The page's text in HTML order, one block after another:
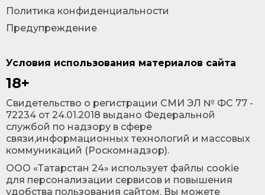
Условия использования материалов сайта
18+
Cвидетельство о регистрации СМИ ЭЛ № ФС 77 -
72234 от 24.01.2018 выдано Федеральной
службой по надзору в сфере
связи,информационных технологий и массовых
коммуникаций (Роскомнадзор).
ООО «Татарстан 24» использует файлы cookie
для персонализации сервисов и повышения
удобства пользования сайтом. Вы можете
Политика конфиденциальности
Предупреждение